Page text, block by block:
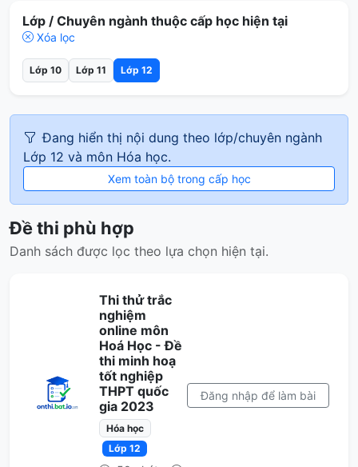
Lớp / Chuyên ngành thuộc cấp học hiện tại
Xóa lọc
Lớp 10 Lớp 11 Lớp 12
Đang hiển thị nội dung theo lớp/chuyên ngành
Lớp 12 và môn Hóa học.
Xem toàn bộ trong cấp học
Đề thi phù hợp
Danh sách được lọc theo lựa chọn hiện tại.
Thi thử trắc
nghiệm
online môn
Hoá Học - Đề
thi minh hoạ
tốt nghiệp
THPT quốc
gia 2023
Hóa học
Lớp 12
Đăng nhập để làm bài